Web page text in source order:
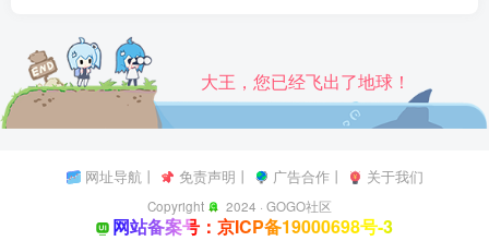
大王，您已经飞出了地球！
网址导航丨 免责声明 丨 广告合作丨 关于我们
Copyright 2024 ·GOGO社区
网站备案号：京ICP备19000698号-3